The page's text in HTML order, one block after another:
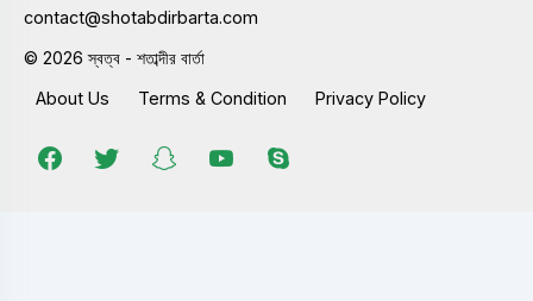
contact@shotabdirbarta.com
© 2026 স্বত্ব - শতাব্দীর বার্তা
About Us
Terms & Condition Privacy Policy